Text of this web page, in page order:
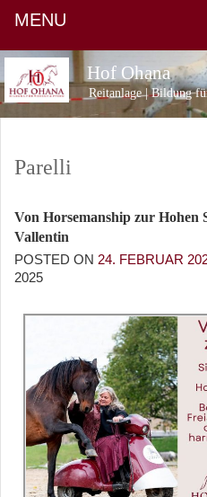
Hof Ohana
Reitanlage | Bildung
Parelli
Von Horsemanship zur Hohen
Vallentin
POSTED ON 24. FEBRUAR
2025
MENU